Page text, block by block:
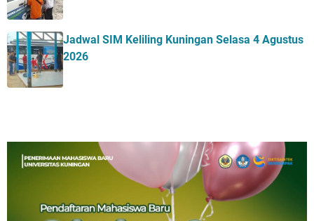
Jadwal SIM Keliling Kuningan Selasa 4 Agustus
2026